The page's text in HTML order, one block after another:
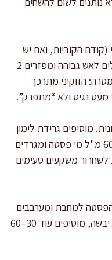
(קודם הקוביות, ואם יש
סרטים מוסיפים אותם בסוף). מעלים לאש גבוהה ומפזרים 2
3–5 דקות. המטרה: הזוקיני מתרכך
נגיס ולא “מתפרק”.
מוסיפים גרידת לימון
ופלפל שחור ומערבבים. מוסיפים 60 מ"ל מי פסטה ומגרדים
משקעים טעימים
למחבת ומערבבים
היטב 1 דקה. אם התערובת נראית יבשה, מוסיפים עוד 30–60